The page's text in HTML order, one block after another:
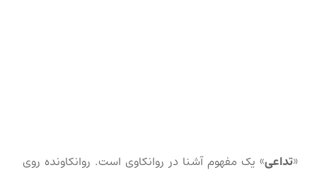
«تداعی» یک مفهوم آشنا در روانکاوی است. روانکاونده روی